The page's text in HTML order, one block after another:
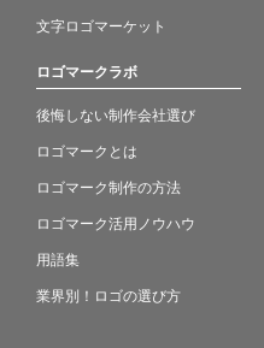
文字ロゴマーケット
ロゴマークラボ
後悔しない制作会社選び
ロゴマークとは
ロゴマーク制作の方法
ロゴマーク活用ノウハウ
用語集
業界別！ロゴの選び方